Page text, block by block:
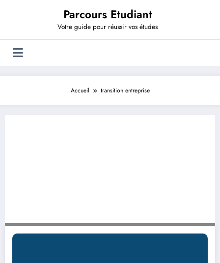
Parcours Etudiant
Votre guide pour réussir vos études
Accueil transition entreprise
Comprendre la formation à la cession d’entreprise pour mieux réussir sa transition